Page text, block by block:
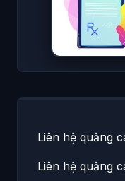
Liên hệ quảng
Liên hệ quảng